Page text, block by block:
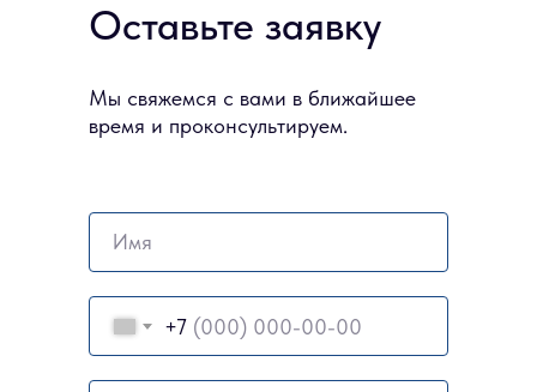
Имя
+7
Оставьте заявку
Мы свяжемся с вами в ближайшее
время и проконсультируем.